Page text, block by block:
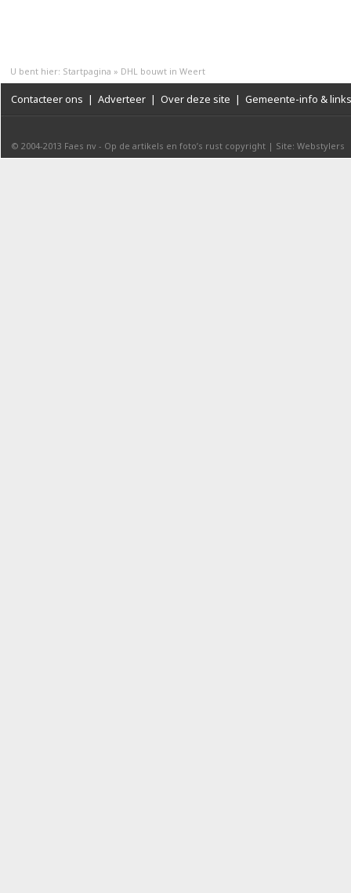
U bent hier: Startpagina » DHL bouwt in Weert
Contacteer ons | Adverteer | Over deze site | Gemeente-info & links
© 2004-2013 Faes nv - Op de artikels en foto’s rust copyright | Site: Webstylers